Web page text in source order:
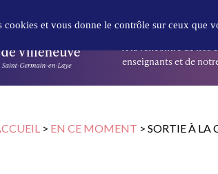
DÉCOUVRIR
À la rencontre de nos
enseignants et de
> EN CE MOMENT > SORTIE À LA
cookies et vous donne le contrôle sur ceux que